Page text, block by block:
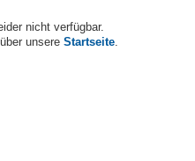
nicht verfügbar.
unsereStartseite